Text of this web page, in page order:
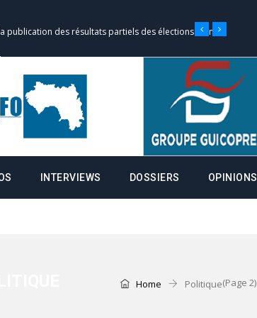
: la DGE active un centre d’appel, joignable au 105, ouvert
du 31 mai : fin des campagnes ce jeudi 28 mai à
relatif à la délivrance de la fiche de procuration
INTERVIEWS DOSSIERS OPINIONS
Home Politique(Page 2)